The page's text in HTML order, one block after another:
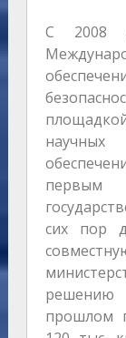
С 2008
первым
сих пор
прошлом